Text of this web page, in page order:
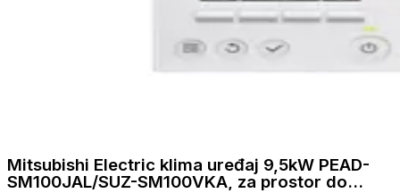
Mitsubishi Electric klima uređaj 9,5kW PEAD-
SM100JAL/SUZ-SM100VKA, za prostor do